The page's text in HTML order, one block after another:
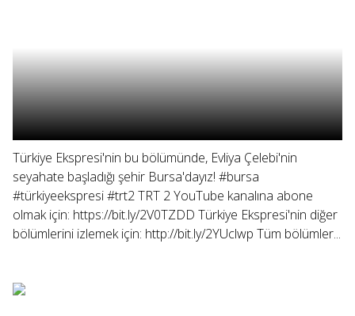
Türkiye Ekspresi'nin bu bölümünde, Evliya Çelebi'nin
seyahate başladığı şehir Bursa'dayız! #bursa
#türkiyeekspresi #trt2 TRT 2 YouTube kanalına abone
olmak için: https://bit.ly/2V0TZDD Türkiye Ekspresi'nin diğer
bölümlerini izlemek için: http://bit.ly/2YUclwp Tüm bölümler...